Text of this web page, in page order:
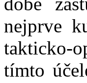
nejprve
takticko-
tímto